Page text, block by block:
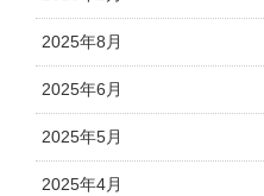
2025年8月
2025年6月
2025年5月
2025年4月